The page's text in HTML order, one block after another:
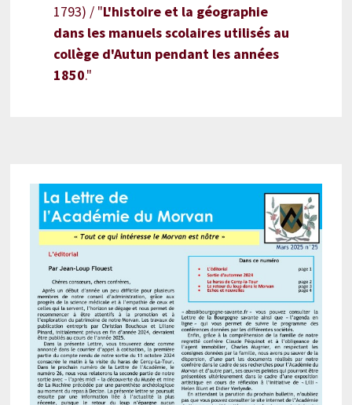
1793) / "L'histoire et la géographie
dans les manuels scolaires utilisés au
collège d'Autun pendant les années
1850."